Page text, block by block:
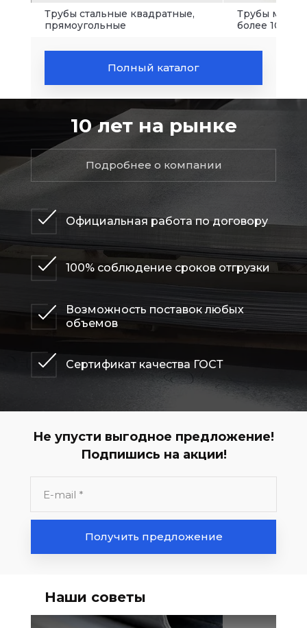
Трубы стальные квадратные,
прямоугольные
Трубы
более 102
Полный каталог
10 лет на рынке
Подробнее о компании
Официальная работа по договору
100% соблюдение сроков отгрузки
Возможность поставок любых
объемов
Сертификат качества ГОСТ
Не упусти выгодное предложение!
Подпишись на акции!
Получить предложение
Наши советы